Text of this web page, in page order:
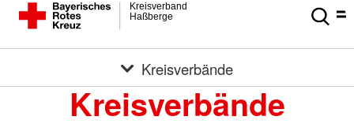
Haßberge
Kreisverband
Kreisverbände
Kreisverbände